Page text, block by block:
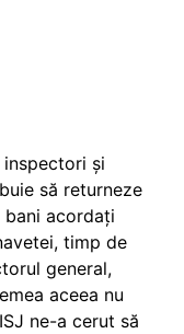
și
să returneze
acordați
timp de
general,
aceea nu
ne-a cerut să